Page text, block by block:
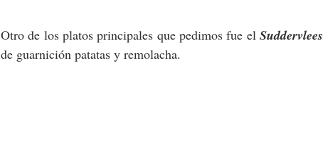
Otro de los platos principales que pedimos fue el Suddervlees
de guarnición patatas y remolacha.